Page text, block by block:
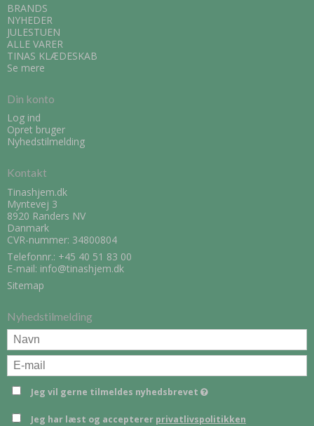
BRANDS
NYHEDER
JULESTUEN
ALLE VARER
TINAS KLÆDESKAB
Se mere
Din konto
Log ind
Opret bruger
Nyhedstilmelding
Kontakt
Tinashjem.dk
Myntevej 3
8920 Randers NV
Danmark
CVR-nummer: 34800804
Telefonnr.: +45 40 51 83 00
E-mail: info@tinashjem.dk
Sitemap
Nyhedstilmelding
Jeg vil gerne tilmeldes nyhedsbrevet
Jeg har læst og accepterer privatlivspolitikken